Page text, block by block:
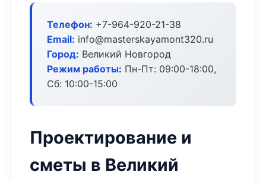
Телефон: +7-964-920-21-38
Email: info@masterskayamont320.ru
Город: Великий Новгород
Режим работы: Пн-Пт: 09:00-18:00,
Сб: 10:00-15:00
Проектирование и
сметы в Великий